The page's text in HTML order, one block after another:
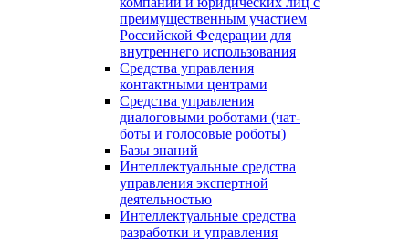
преимущественным участием
Российской Федерации для
внутреннего использования
Средства управления
контактными центрами
Средства управления
диалоговыми роботами (чат-
боты и голосовые роботы)
Базы знаний
Интеллектуальные средства
управления экспертной
деятельностью
Интеллектуальные средства
разработки и управления